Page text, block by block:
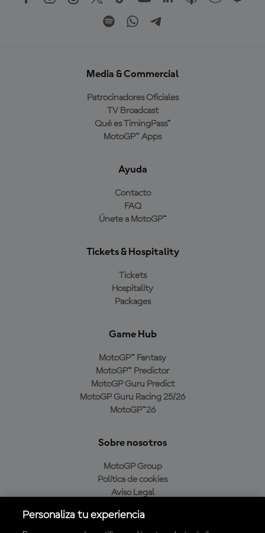
Media & Commercial
Patrocinadores Oficiales
TV Broadcast
Qué es TimingPass™
MotoGP™ Apps
Ayuda
Contacto
FAQ
Únete a MotoGP™
Tickets & Hospitality
Tickets
Hospitality
Packages
Game Hub
MotoGP™ Fantasy
MotoGP™ Predictor
MotoGP Guru Predict
MotoGP Guru Racing 25/26
MotoGP™26
Sobre nosotros
MotoGP Group
Política de cookies
Aviso Legal
Política de compra
Personaliza tu experiencia